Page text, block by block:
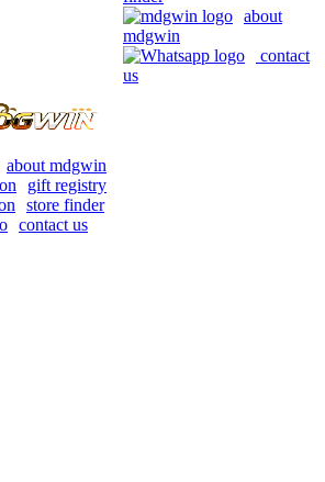
about
mdgwin
contact
us
about mdgwin
gift registry
store finder
contact us